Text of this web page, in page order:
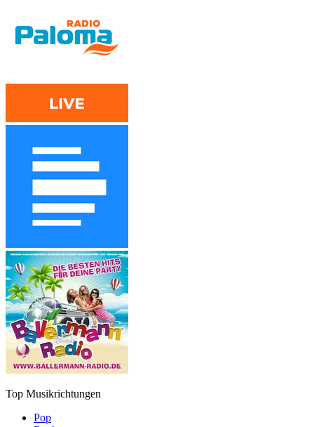
Top Musikrichtungen
Pop